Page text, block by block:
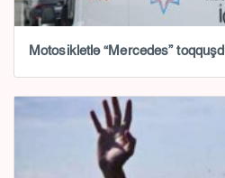
Motosikletlə “Mercedes”